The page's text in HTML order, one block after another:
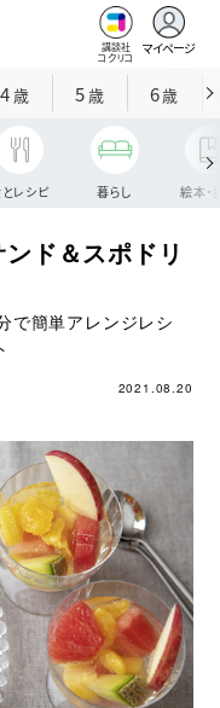
講談社
コクリコ
マイページ
4歳 5歳 6歳
レシピ 暮らし 絵本・
ド＆スポドリ
簡単アレンジレシ
2021.08.20